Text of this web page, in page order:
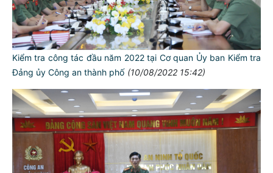
Kiểm tra công tác đầu năm 2022 tại Cơ quan Ủy ban Kiểm tra
Đảng ủy Công an thành phố (10/08/2022 15:42)